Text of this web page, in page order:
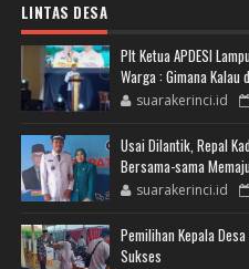
LINTAS DESA
Plt Ketua APDESI
Warga : Gimana Kalau
suarakerinci.id
Usai Dilantik, Repal
Bersama-sama
suarakerinci.id
Pemilihan Kepala
Sukses